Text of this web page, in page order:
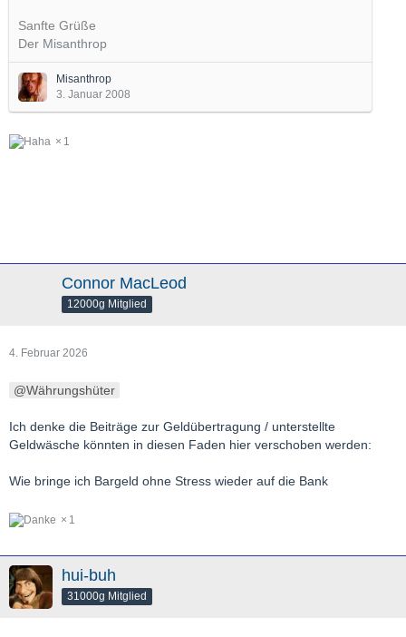
Sanfte Grüße
Der Misanthrop
Misanthrop
3. Januar 2008
1
Connor MacLeod
12000g Mitglied
4. Februar 2026
Währungshüter
Ich denke die Beiträge zur Geldübertragung / unterstellte
Geldwäsche könnten in diesen Faden hier verschoben werden:
Wie bringe ich Bargeld ohne Stress wieder auf die Bank
1
hui-buh
31000g Mitglied